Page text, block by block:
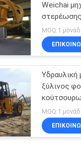
Weichai
10000kgs
MOQ:1
Υδραυλική
ξύλινος
15 20T
MOQ:1